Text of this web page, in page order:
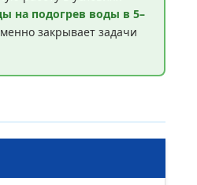
на подогрев воды в 5–
закрывает задачи